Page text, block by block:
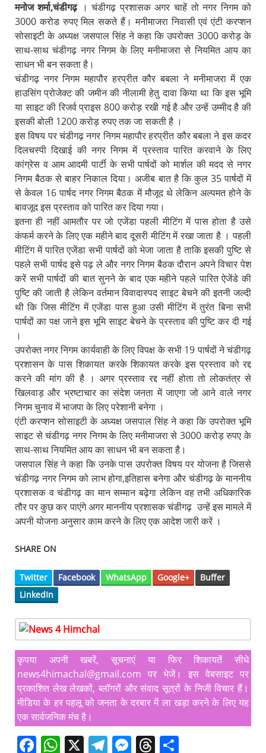
मनोज शर्मा,चंडीगढ़। चंडीगढ़ प्रशासक अगर चाहें तो नगर निगम को
3000 करोड रुपए मिल सकते हैं। मनीमाजरा निवासी एवं एंटी करप्शन
सोसाइटी के अध्यक्ष जसपाल सिंह ने कहा कि उपरोक्त 3000 करोड़ के
साथ-साथ चंडीगढ़ नगर निगम के लिए मनीमाजरा से नियमित आय का
साधन भी बन सकता है।
चंडीगढ़ नगर निगम महापौर हरप्रीत कौर बबला ने मनीमाजरा में एक
हाउसिंग प्रोजेक्ट की जमीन की नीलामी हेतु दावा किया था कि इस भूमि
या साइट की रिजर्व प्राइस 800 करोड़ रखी गई है और उन्हें उम्मीद है की
इसकी बोली 1200 करोड़ रुपए तक जा सकती है ।
इस विषय पर चंडीगढ़ नगर निगम महापौर हरप्रीत कौर बबला ने इस कदर
दिलचस्पी दिखाई की नगर निगम में प्रस्ताव पारित करवाने के लिए
कांग्रेस व आम आदमी पार्टी के सभी पार्षदों को मार्शल की मदद से नगर
निगम बैठक से बाहर निकाल दिया। अजीब बात है कि कुल 35 पार्षदों में
से केवल 16 पार्षद नगर निगम बैठक में मौजूद थे लेकिन अल्पमत होने के
बावजूद इस प्रस्ताव को पारित कर दिया गया।
इतना ही नहीं आमतौर पर जो एजेंडा पहली मीटिंग में पास होता है उसे
कंफर्म करने के लिए एक महीने बाद दूसरी मीटिंग में रखा जाता है । पहली
मीटिंग में पारित एजेंडा सभी पार्षदों को भेजा जाता है ताकि इसकी पुष्टि से
पहले सभी पार्षद इसे पढ़ ले और नगर निगम बैठक दौरान अपने विचार पेश
करें सभी पार्षदों की बात सुनने के बाद एक महीने पहले पारित ऐजेंडे की
पुष्टि की जाती है लेकिन वर्तमान विवादास्पद साइट बेचने की इतनी जल्दी
थी कि जिस मीटिंग में एजेंडा पास हुआ उसी मीटिंग में तुरंत बिना सभी
पार्षदों का पक्ष जाने इस भूमि साइट बेचने के प्रस्ताव की पुष्टि कर दी गई
।
उपरोक्त नगर निगम कार्यवाही के लिए विपक्ष के सभी 19 पार्षदों ने चंडीगढ़
प्रशासन के पास शिकायत करके शिकायत करके इस प्रस्ताव को रद्द
करने की मांग की है । अगर प्रस्ताव रद्द नहीं होता तो लोकतंत्र से
खिलवाड़ और भ्रष्टाचार का संदेश जनता में जाएगा जो आने वाले नगर
निगम चुनाव में भाजपा के लिए परेशानी बनेगा ।
एंटी करप्शन सोसाइटी के अध्यक्ष जसपाल सिंह ने कहा कि उपरोक्त भूमि
साइट से चंडीगढ़ नगर निगम के लिए मनीमाजरा से 3000 करोड़ रुपए के
साथ-साथ नियमित आय का साधन भी बन सकता है।
जसपाल सिंह ने कहा कि उनके पास उपरोक्त विषय पर योजना है जिससे
चंडीगढ़ नगर निगम को लाभ होगा,इतिहास बनेगा और चंडीगढ़ के माननीय
प्रशासक व चंडीगढ़ का मान सम्मान बढ़ेगा लेकिन वह तभी अधिकारिक
तौर पर कुछ कर पाएंगे अगर माननीय प्रशासक चंडीगढ़ उन्हें इस मामले में
अपनी योजना अनुसार काम करने के लिए एक आदेश जारी करें ।
SHARE ON
Twitter Facebook WhatsApp Google+
Buffer
LinkedIn
कृपया अपनी खबरें, सूचनाएं या फिर शिकायतें सीधे
news4himachal@gmail.com पर भेजें। इस वेबसाइट पर
प्रकाशित लेख लेखकों, ब्लॉगरों और संवाद सूत्रों के निजी विचार हैं।
मीडिया के हर पहलू को जनता के दरबार में ला खड़ा करने के लिए यह
एक सार्वजनिक मंच है।
F W X T M T S